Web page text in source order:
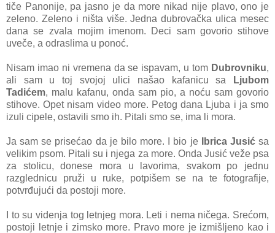
tiče Panonije, pa jasno je da more nikad nije plavo, ono je
zeleno. Zeleno i ništa više. Jedna dubrovačka ulica mesec
dana se zvala mojim imenom. Deci sam govorio stihove
uveče, a odraslima u ponoć.
Nisam imao ni vremena da se ispavam, u tom Dubrovniku,
ali sam u toj svojoj ulici našao kafanicu sa
Ljubom
Tadićem, malu kafanu, onda sam pio, a noću sam govorio
stihove. Opet nisam video more. Petog dana Ljuba i ja smo
izuli cipele, ostavili smo ih. Pitali smo se, ima li mora.
Ja sam se prisećao da je bilo more. I bio je Ibrica Jusićsa
velikim psom. Pitali su i njega za more. Onda Jusić veže psa
za stolicu, donese mora u lavorima, svakom po jednu
razglednicu pruži u ruke, potpišem se na te fotografije,
potvrđujući da postoji more.
I to su videnja tog letnjeg mora. Leti i nema ničega. Srećom,
postoji letnje i zimsko more. Pravo more je izmišljeno kao i